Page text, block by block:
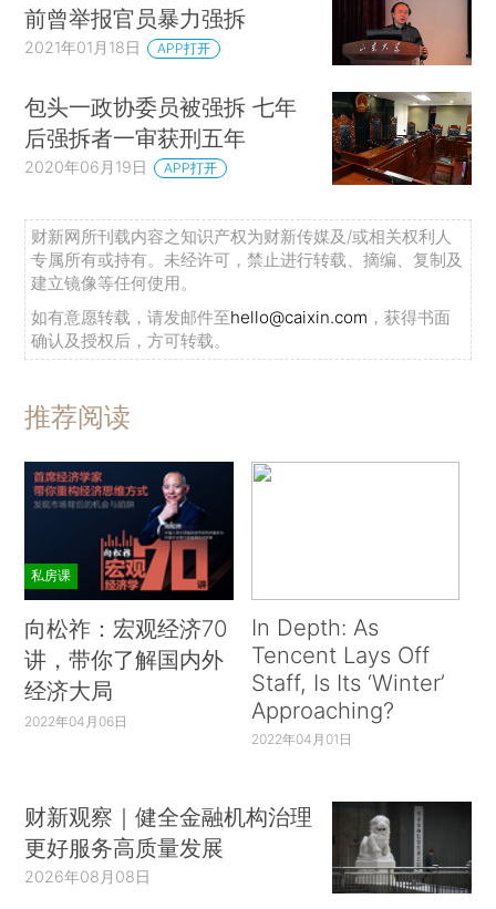
前曾举报官员暴力强拆
2021年01月18日 APP打开
包头一政协委员被强拆 七年
后强拆者一审获刑五年
2020年06月19日 APP打开
财新网所刊载内容之知识产权为财新传媒及/或相关权利人
专属所有或持有。未经许可，禁止进行转载、摘编、复制及
建立镜像等任何使用。
如有意愿转载，请发邮件至hello@caixin.com ，获得书面
确认及授权后，方可转载。
推荐阅读
私房课
向松祚：宏观经济70
讲，带你了解国内外
经济大局
2022年04月06日
In Depth: As
Tencent Lays Off
Staff, Is Its ‘Winter’
Approaching?
2022年04月01日
财新观察｜健全金融机构治理
更好服务高质量发展
2026年08月08日